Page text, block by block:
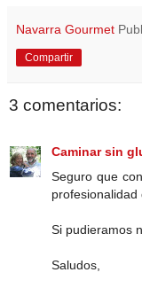
Navarra Gourmet
Compartir
3 comentarios:
Caminar sin
Seguro que
profesionalidad
Si pudieramos
Saludos,